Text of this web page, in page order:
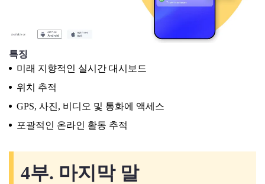
특징
미래 지향적인 실시간 대시보드
위치 추적
GPS, 사진, 비디오 및 통화에 액세스
포괄적인 온라인 활동 추적
4부. 마지막 말